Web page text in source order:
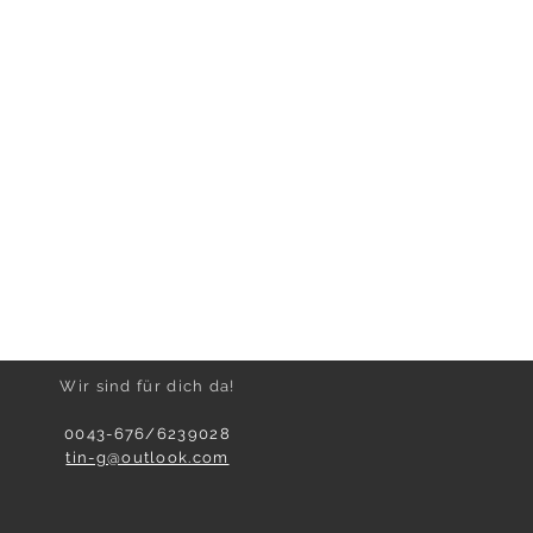
Wir sind für dich da!
0043-676/6239028
tin-g@outlook.com